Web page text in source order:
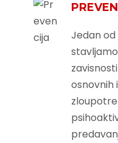
Jedan
osnovnih